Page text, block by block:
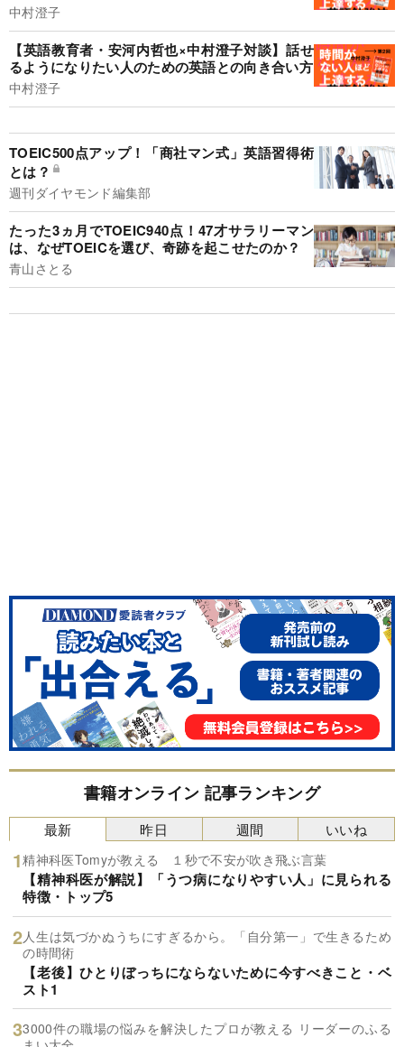
中村澄子
【英語教育者・安河内哲也×中村澄子対談】話せ
るようになりたい人のための英語との向き合い方
中村澄子
TOEIC500点アップ！「商社マン式」英語習得術
とは？
週刊ダイヤモンド編集部
たった3ヵ月でTOEIC940点！47才サラリーマン
は、なぜTOEICを選び、奇跡を起こせたのか？
青山さとる
書籍オンライン 記事ランキング
最新
精神科医Tomyが教える １秒で不安が吹き飛ぶ言葉
【精神科医が解説】「うつ病になりやすい人」に見られる
特徴・トップ5
人生は気づかぬうちにすぎるから。「自分第一」で生きるため
の時間術
【老後】ひとりぼっちにならないために今すべきこと・ベ
スト1
3000件の職場の悩みを解決したプロが教える リーダーのふる
昨日 週間 いいね